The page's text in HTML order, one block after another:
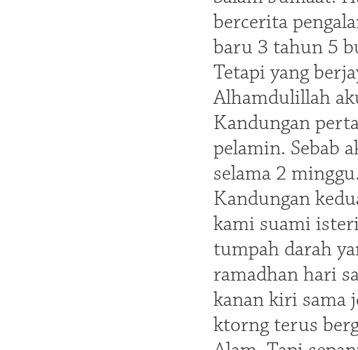
bercerita
baru 3 tahun 5
Tetapi yang
Alhamdulillah
Kandungan
pelamin. Sebab
selama 2
Kandungan
kami suami
tumpah darah
ramadhan hari
kanan kiri sama
ktorng terus